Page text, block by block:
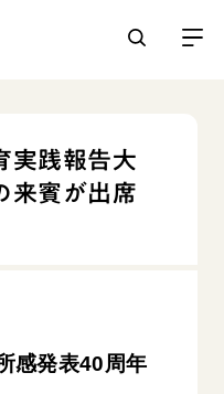
実践報告大
賓が出席
感発表40周年